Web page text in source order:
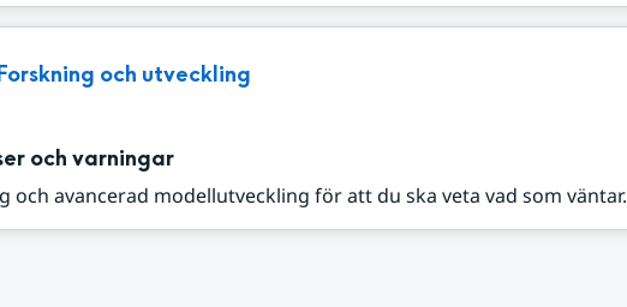
och utveckling
och varningar
och avancerad modellutveckling för att du ska veta vad som väntar.